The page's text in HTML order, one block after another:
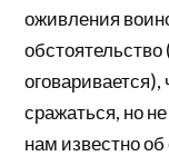
оживления
сражаться, но
нам известно